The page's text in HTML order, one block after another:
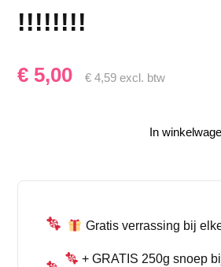
!!!!!!!!
€ 5,00 € 4,59 excl. btw
In
Gratis verrassing bij
+ GRATIS 250g snoep